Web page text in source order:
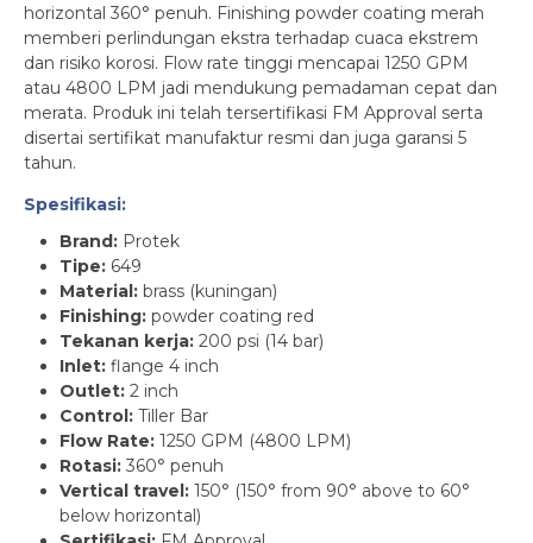
horizontal 360° penuh. Finishing powder coating merah
memberi perlindungan ekstra terhadap cuaca ekstrem
dan risiko korosi. Flow rate tinggi mencapai 1250 GPM
atau 4800 LPM jadi mendukung pemadaman cepat dan
merata. Produk ini telah tersertifikasi FM Approval serta
disertai sertifikat manufaktur resmi dan juga garansi 5
tahun.
Spesifikasi:
Brand: Protek
Tipe: 649
Material: brass (kuningan)
Finishing: powder coating red
Tekanan kerja: 200 psi (14 bar)
Inlet: flange 4 inch
Outlet: 2 inch
Control: Tiller Bar
Flow Rate: 1250 GPM (4800 LPM)
Rotasi: 360° penuh
Vertical travel: 150° (150° from 90° above to 60°
below horizontal)